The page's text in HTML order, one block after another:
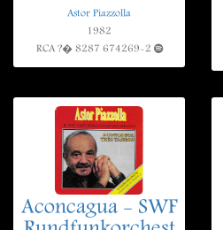
Astor Piazzolla
1982
RCA ?� 8287 674269-2
Aconcagua - SWF